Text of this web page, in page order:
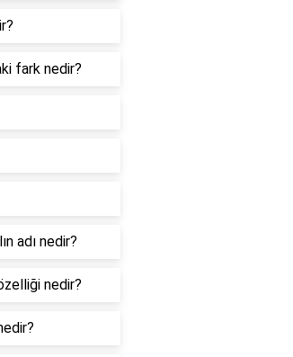
fark nedir?
adı nedir?
nedir?